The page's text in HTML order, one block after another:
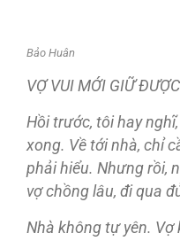
Bảo Huân
VỢ VUI MỚI GIỮ
Hồi trước, tôi hay nghĩ,
xong. Về tới nhà, chỉ
phải hiểu. Nhưng rồi,
vợ chồng lâu, đi qua
Nhà không tự yên.